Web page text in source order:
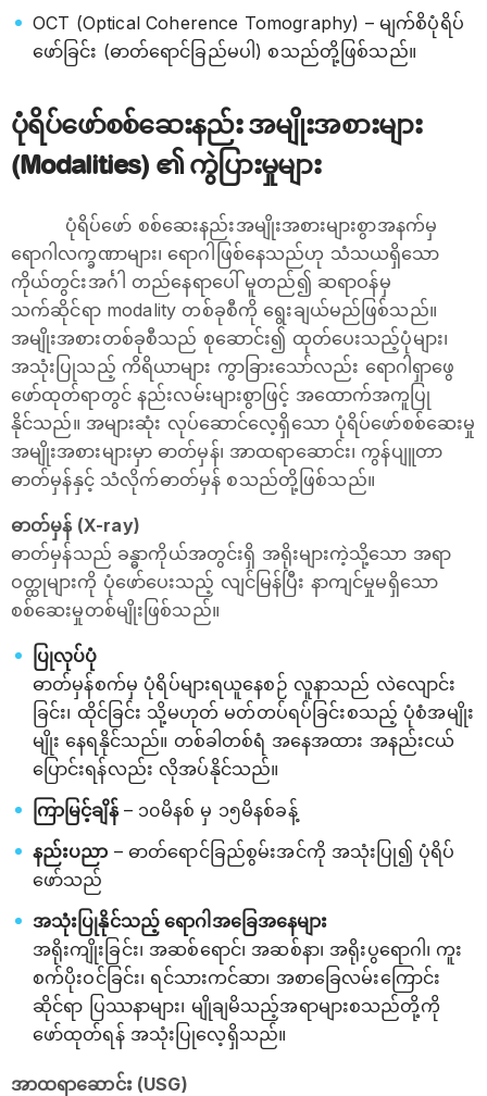
OCT (Optical Coherence Tomography) – မျက်စိပုံရိပ်
ဖော်ခြင်း (ဓာတ်ရောင်ခြည်မပါ) စသည်တို့ဖြစ်သည်။
ပုံရိပ်ဖော်စစ်ဆေးနည်း အမျိုးအစားများ
(Modalities) ၏ ကွဲပြားမှုများ
ပုံရိပ်ဖော် စစ်ဆေးနည်းအမျိုးအစားများစွာအနက်မှ
ရောဂါလက္ခဏာများ၊ ရောဂါဖြစ်နေသည်ဟု သံသယရှိသော
ကိုယ်တွင်းအင်္ဂါ တည်နေရာပေါ် မူတည်၍ ဆရာဝန်မှ
သက်ဆိုင်ရာ modality တစ်ခုစီကို ရွေးချယ်မည်ဖြစ်သည်။
အမျိုးအစားတစ်ခုစီသည် စုဆောင်း၍ ထုတ်ပေးသည့်ပုံများ၊
အသုံးပြုသည့် ကိရိယာများ ကွာခြားသော်လည်း ရောဂါရှာဖွေ
ဖော်ထုတ်ရာတွင် နည်းလမ်းများစွာဖြင့် အထောက်အကူပြု
နိုင်သည်။ အများဆုံး လုပ်ဆောင်လေ့ရှိသော ပုံရိပ်ဖော်စစ်ဆေးမှု
အမျိုးအစားများမှာ ဓာတ်မှန်၊ အာထရာဆောင်း၊ ကွန်ပျူတာ
ဓာတ်မှန်နှင့် သံလိုက်ဓာတ်မှန် စသည်တို့ဖြစ်သည်။
ဓာတ်မှန် (X-ray)
ဓာတ်မှန်သည် ခန္ဓာကိုယ်အတွင်းရှိ အရိုးများကဲ့သို့သော အရာ
ဝတ္ထုများကို ပုံဖော်ပေးသည့် လျင်မြန်ပြီး နာကျင်မှုမရှိသော
စစ်ဆေးမှုတစ်မျိုးဖြစ်သည်။
ပြုလုပ်ပုံ
ဓာတ်မှန်စက်မှ ပုံရိပ်များရယူနေစဉ် လူနာသည် လဲလျောင်း
ခြင်း၊ ထိုင်ခြင်း သို့မဟုတ် မတ်တပ်ရပ်ခြင်းစသည့် ပုံစံအမျိုး
မျိုး နေရနိုင်သည်။ တစ်ခါတစ်ရံ အနေအထား အနည်းငယ်
ပြောင်းရန်လည်း လိုအပ်နိုင်သည်။
ကြာမြင့်ချိန်– ၁၀မိနစ် မှ ၁၅မိနစ်ခန့်
နည်းပညာ – ဓာတ်ရောင်ခြည်စွမ်းအင်ကို အသုံးပြု၍ ပုံရိပ်
ဖော်သည်
အသုံးပြုနိုင်သည့် ရောဂါအခြေအနေများ
အရိုးကျိုးခြင်း၊ အဆစ်ရောင်၊ အဆစ်နာ၊ အရိုးပွရောဂါ၊ ကူး
စက်ပိုးဝင်ခြင်း၊ ရင်သားကင်ဆာ၊ အစာခြေလမ်းကြောင်း
ဆိုင်ရာ ပြဿနာများ၊ မျိုချမိသည့်အရာများစသည်တို့ကို
ဖော်ထုတ်ရန် အသုံးပြုလေ့ရှိသည်။
အာထရာဆောင်း (USG)